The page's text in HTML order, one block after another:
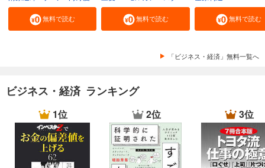
無料で読む 無料で読む 無料で読む
「ビジネス・経済」無料一覧へ
ビジネス・経済 ランキング
1位 2位 3位